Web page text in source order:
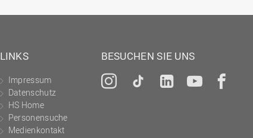
LINKS
Impressum
Datenschutz
HS Home
Personensuche
Medienkontakt
BESUCHEN SIE UNS
Instagram
TiktokLinkedInYouTube